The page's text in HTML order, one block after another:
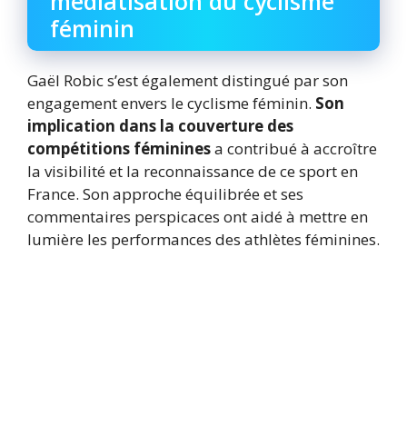
féminin
Gaël Robic s’est également distingué par son
engagement envers le cyclisme féminin. Son
implication dans la couverture des
compétitions fémininesa contribué à accroître
la visibilité et la reconnaissance de ce sport en
France. Son approche équilibrée et ses
commentaires perspicaces ont aidé à mettre en
lumière les performances des athlètes féminines.